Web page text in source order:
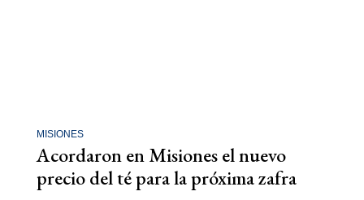
MISIONES
Acordaron en Misiones el nuevo
precio del té para la próxima zafra